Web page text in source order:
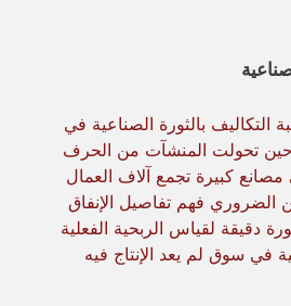
التكاليف بالثورة الصناعية في
تحولت المنشآت من الحرف
مصانع كبيرة تجمع آلاف العمال
الضروري فهم تفاصيل الإنفاق
دقيقة لقياس الربحية الفعلية
في سوق لم يعد الإنتاج فيه